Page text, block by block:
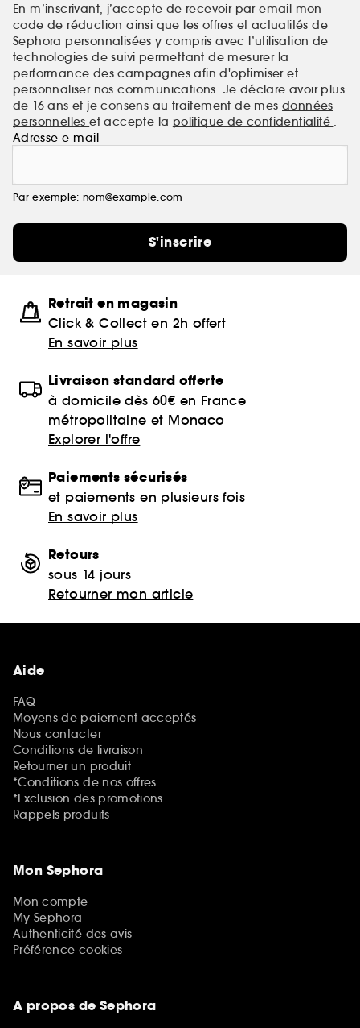
En m’inscrivant, j’accepte de recevoir par email mon
code de réduction ainsi que les offres et actualités de
Sephora personnalisées y compris avec l’utilisation de
technologies de suivi permettant de mesurer la
performance des campagnes afin d'optimiser et
personnaliser nos communications. Je déclare avoir plus
de 16 ans et je consens au traitement de mes données
personnelleset accepte la politique de confidentialité .
Adresse e-mail
Par exemple: nom@example.com
S'inscrire
Retrait en magasin
Click & Collect en 2h offert
En savoir plus
Livraison standard offerte
à domicile dès 60€ en France
métropolitaine et Monaco
Explorer l'offre
Paiements sécurisés
et paiements en plusieurs fois
En savoir plus
Retours
sous 14 jours
Retourner mon article
Aide
FAQ
Moyens de paiement acceptés
Nous contacter
Conditions de livraison
Retourner un produit
*Conditions de nos offres
*Exclusion des promotions
Rappels produits
Mon Sephora
Mon compte
My Sephora
Authenticité des avis
Préférence cookies
A propos de Sephora